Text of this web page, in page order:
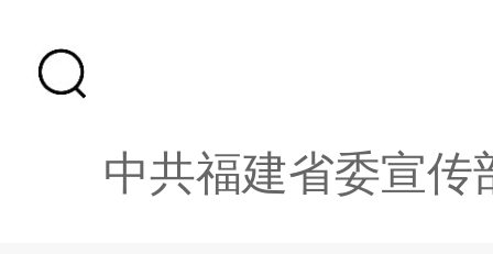
中共福建省委宣传